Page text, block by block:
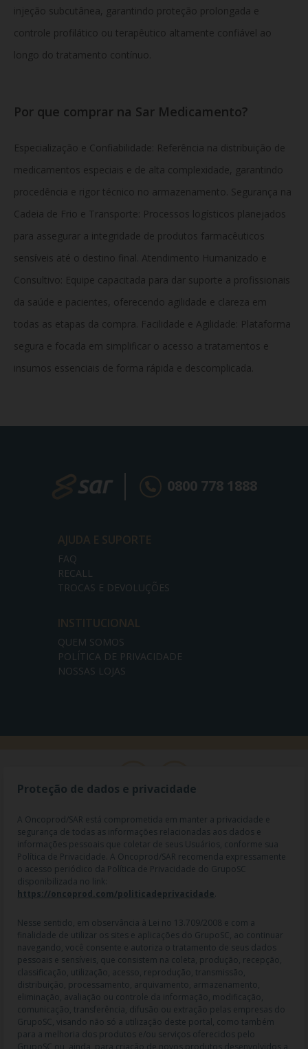
injeção subcutânea, garantindo proteção prolongada e
controle profilático ou terapêutico altamente confiável ao
longo do tratamento contínuo.
Por que comprar na Sar Medicamento?
Especialização e Confiabilidade: Referência na distribuição de
medicamentos especiais e de alta complexidade, garantindo
procedência e rigor técnico no armazenamento. Segurança na
Cadeia de Frio e Transporte: Processos logísticos planejados
para assegurar a integridade de produtos farmacêuticos
sensíveis até o destino final. Atendimento Humanizado e
Consultivo: Equipe capacitada para dar suporte a profissionais
da saúde e pacientes, oferecendo agilidade e clareza em
todas as etapas da compra. Facilidade e Agilidade: Plataforma
segura e focada em simplificar o acesso a tratamentos e
insumos essenciais de forma rápida e descomplicada.
0800 778 1888
AJUDA E SUPORTE
FAQ
RECALL
TROCAS E DEVOLUÇÕES
INSTITUCIONAL
QUEM SOMOS
POLÍTICA DE PRIVACIDADE
NOSSAS LOJAS
RAZÃO SOCIAL: ONCO PROD DIST. DE PROD. HOSP. E ONCOL. LTDA |
04.307.650/0019-64 | IE: 119.242.793.110 | Endereço R: Olimpíadas, nº
100 2º andar CJ 21 22 - Vila Olímpia - SP | Cep: 04551-000 |
Farmacêutico responsável: Dra. Gislaine Lopes de Jesus - CRF/SP 47509
| AFE: 7.60997-7 | CMVS: 355030801-477-010609-1-0.
As informações contidas neste site não devem ser usadas para
automedicação e não substituem, em hipótese alguma, as orientações
dadas pelo profissional da área médica. Somente o médico está apto a
diagnosticar qualquer problema de saúde e prescrever o tratamento
adequado. Ao persistirem os sintomas, um médico deverá ser
consultado. Os preços, as promoções, o frete e as condições de
Proteção de dados e privacidade
A Oncoprod/SAR está comprometida em manter a privacidade e
segurança de todas as informações relacionadas aos dados e
informações pessoais que coletar de seus Usuários, conforme sua
Política de Privacidade. A Oncoprod/SAR recomenda expressamente
o acesso periódico da Política de Privacidade do GrupoSC
disponibilizada no link:
https://oncoprod.com/politicadeprivacidade
Nesse sentido, em observância à Lei no 13.709/2008 e com a
finalidade de utilizar os sites e aplicações do GrupoSC, ao continuar
navegando, você consente e autoriza o tratamento de seus dados
pessoais e sensíveis, que consistem na coleta, produção, recepção,
classificação, utilização, acesso, reprodução, transmissão,
distribuição, processamento, arquivamento, armazenamento,
eliminação, avaliação ou controle da informação, modificação,
comunicação, transferência, difusão ou extração pelas empresas do
GrupoSC, visando não só a utilização deste portal, como também
para a melhoria dos produtos e/ou serviços oferecidos pelo
GrupoSC ou, ainda, para criação de novos produtos desenvolvidos a